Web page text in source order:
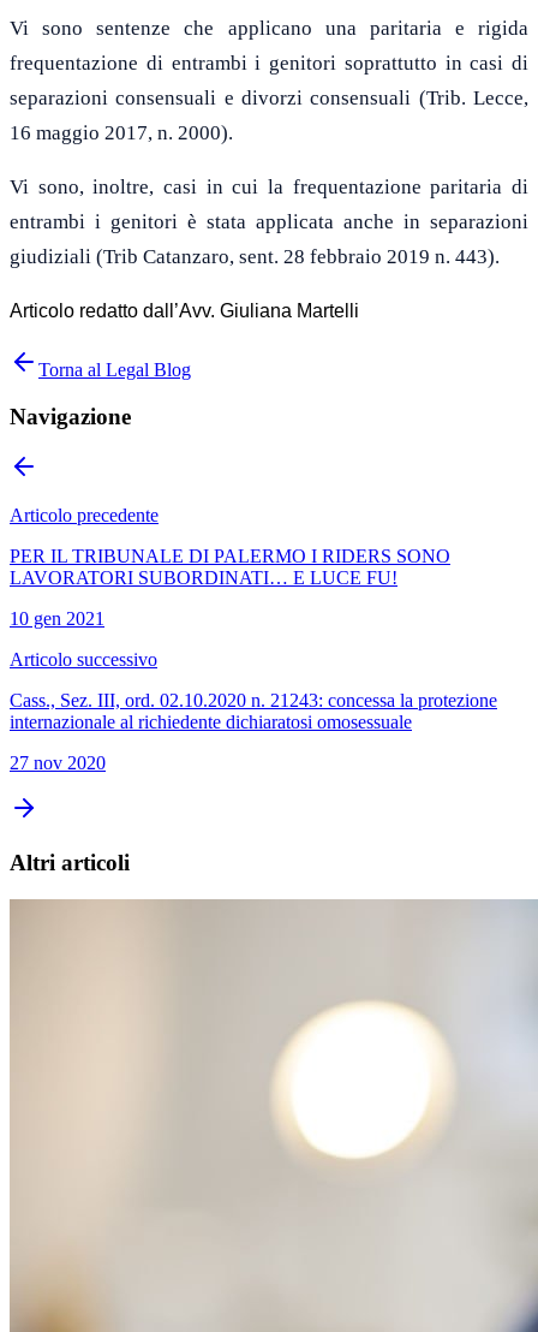
Vi sono sentenze che applicano una paritaria e rigida
frequentazione di entrambi i genitori soprattutto in casi di
separazioni consensuali e divorzi consensuali (Trib. Lecce,
16 maggio 2017, n. 2000).
Vi sono, inoltre, casi in cui la frequentazione paritaria di
entrambi i genitori è stata applicata anche in separazioni
giudiziali (Trib Catanzaro, sent. 28 febbraio 2019 n. 443).
Articolo redatto dall’Avv. Giuliana Martelli
Torna al Legal Blog
Navigazione
Articolo precedente
PER IL TRIBUNALE DI PALERMO I RIDERS SONO
LAVORATORI SUBORDINATI… E LUCE FU!
10 gen 2021
Articolo successivo
Cass., Sez. III, ord. 02.10.2020 n. 21243: concessa la protezione
internazionale al richiedente dichiaratosi omosessuale
27 nov 2020
Altri articoli